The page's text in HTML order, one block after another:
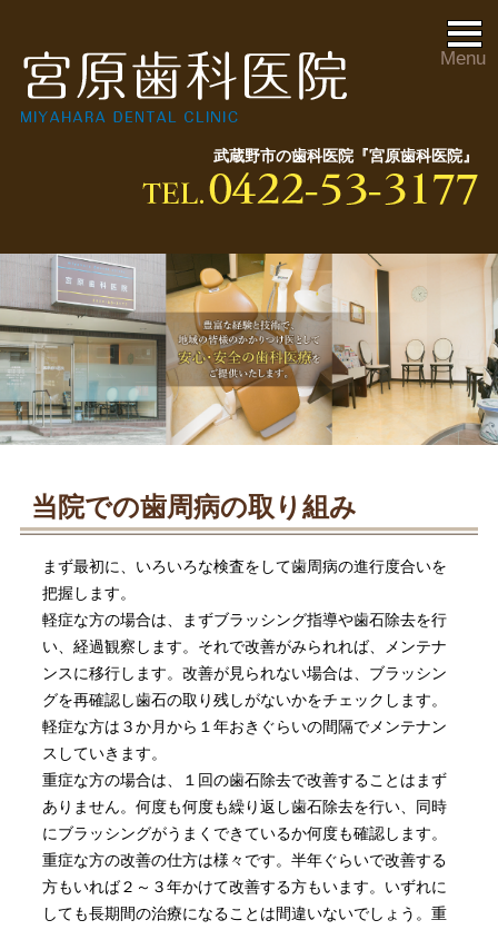
武蔵野市の歯科医院『宮原歯科医院』
Menu
当院での歯周病の取り組み
まず最初に、いろいろな検査をして歯周病の進行度合いを
把握します。
軽症な方の場合は、まずブラッシング指導や歯石除去を行
い、経過観察します。それで改善がみられれば、メンテナ
ンスに移行します。改善が見られない場合は、ブラッシン
グを再確認し歯石の取り残しがないかをチェックします。
軽症な方は３か月から１年おきぐらいの間隔でメンテナン
スしていきます。
重症な方の場合は、１回の歯石除去で改善することはまず
ありません。何度も何度も繰り返し歯石除去を行い、同時
にブラッシングがうまくできているか何度も確認します。
重症な方の改善の仕方は様々です。半年ぐらいで改善する
方もいれば２～３年かけて改善する方もいます。いずれに
しても長期間の治療になることは間違いないでしょう。重